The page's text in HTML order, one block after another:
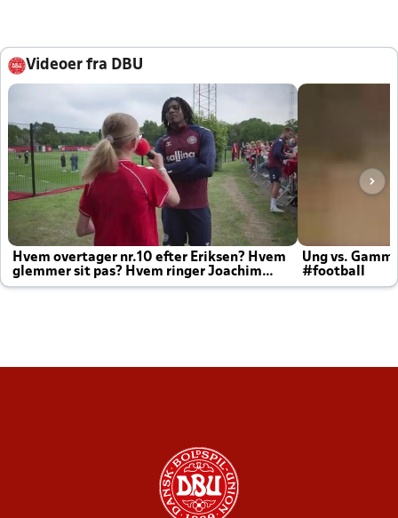
Videoer fra DBU
Hvem overtager nr.10 efter Eriksen? Hvem
glemmer sit pas? Hvem ringer Joachim
altid til efter kampe?
Ung vs.
#football